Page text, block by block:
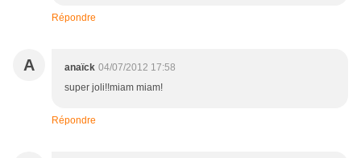
Répondre
A anaïck 04/07/2012 17:58
super joli!!miam miam!
Répondre